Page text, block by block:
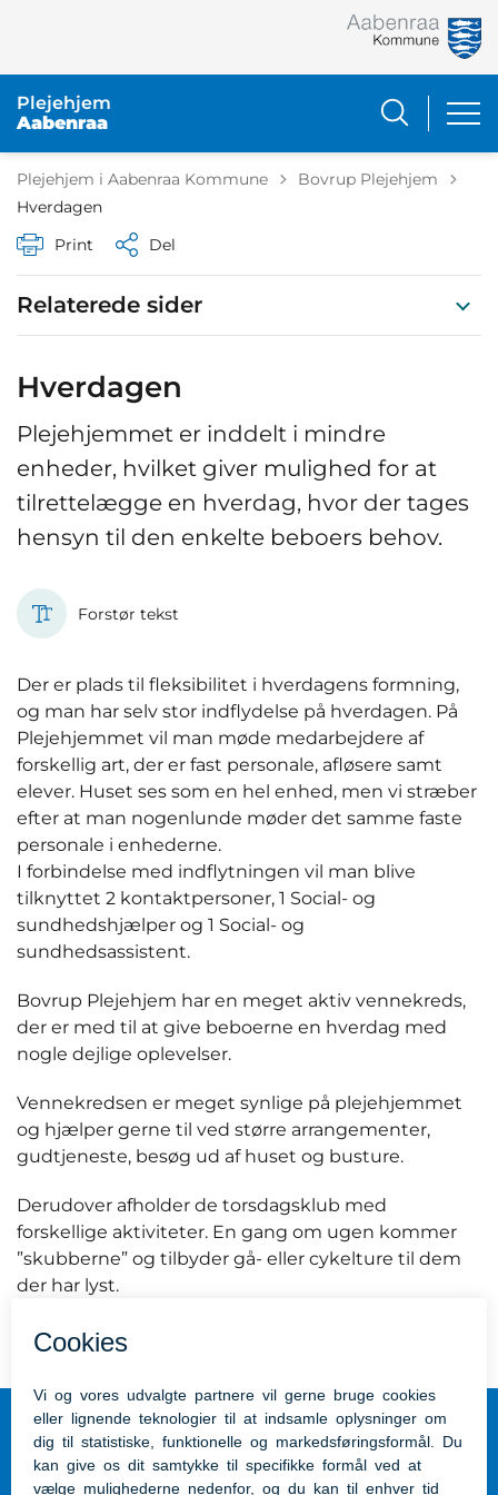
Plejehjem
Aabenraa
Plejehjem i Aabenraa Kommune Tilbage til
Bovrup Plejehjem
Hverdagen
Print
Del
Relaterede sider
Hverdagen
Plejehjemmet er inddelt i mindre
enheder, hvilket giver mulighed for at
tilrettelægge en hverdag, hvor der tages
hensyn til den enkelte beboers behov.
Forstør tekst
Der er plads til fleksibilitet i hverdagens formning,
og man har selv stor indflydelse på hverdagen. På
Plejehjemmet vil man møde medarbejdere af
forskellig art, der er fast personale, afløsere samt
elever. Huset ses som en hel enhed, men vi stræber
efter at man nogenlunde møder det samme faste
personale i enhederne.
I forbindelse med indflytningen vil man blive
tilknyttet 2 kontaktpersoner, 1 Social- og
sundhedshjælper og 1 Social- og
sundhedsassistent.
Bovrup Plejehjem har en meget aktiv vennekreds,
der er med til at give beboerne en hverdag med
nogle dejlige oplevelser.
Vennekredsen er meget synlige på plejehjemmet
og hjælper gerne til ved større arrangementer,
gudtjeneste, besøg ud af huset og busture.
Derudover afholder de torsdagsklub med
forskellige aktiviteter. En gang om ugen kommer
”skubberne” og tilbyder gå- eller cykelture til dem
der har lyst.
Plejehjem Aabenraa